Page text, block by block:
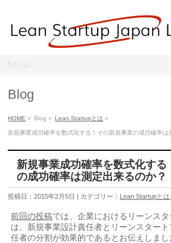
MENU
Blog
HOME » Blog » Lean Startupとは »
新規事業成功確率を数式化する！その新規事業の成功確率は
新規事業成功確率を数式化する
の成功確率は測定出来るのか？
投稿日：2015年2月5日 | カテゴリー： Lean Startupとは
前回の投稿では、企業におけるリーンス
は、新規事業設計責任者とリーンスター
任者の分割が効果的であるとお伝えしま